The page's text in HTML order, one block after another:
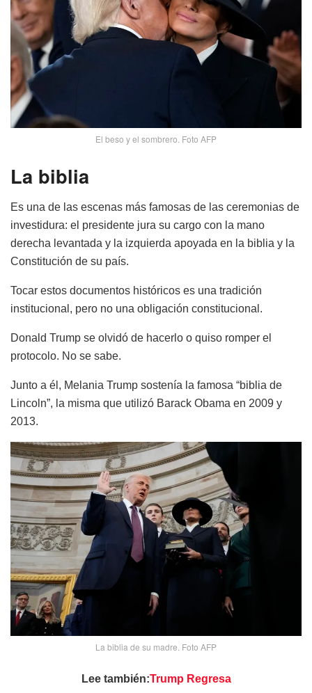
El beso y el sombrero. Foto AFP
La biblia
Es una de las escenas más famosas de las ceremonias de
investidura: el presidente jura su cargo con la mano
derecha levantada y la izquierda apoyada en la biblia y la
Constitución de su país.
Tocar estos documentos históricos es una tradición
institucional, pero no una obligación constitucional.
Donald Trump se olvidó de hacerlo o quiso romper el
protocolo. No se sabe.
Junto a él, Melania Trump sostenía la famosa “biblia de
Lincoln”, la misma que utilizó Barack Obama en 2009 y
2013.
La biblia de su madre. Foto AFP
Lee también:Trump Regresa